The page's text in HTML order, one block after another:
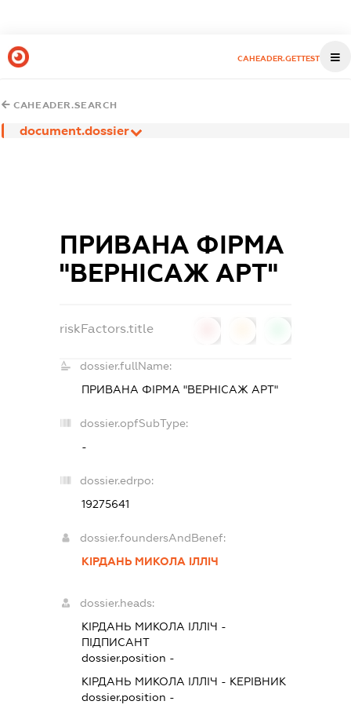
CAHEADER.GETTEST
CAHEADER.SEARCH
document.dossier
ПРИВАНА ФІРМА
"ВЕРНІСАЖ АРТ"
riskFactors.title
dossier.fullName:
ПРИВАНА ФІРМА "ВЕРНІСАЖ АРТ"
dossier.opfSubType:
-
dossier.edrpo:
19275641
dossier.foundersAndBenef:
КІРДАНЬ МИКОЛА ІЛЛІЧ
dossier.heads:
КІРДАНЬ МИКОЛА ІЛЛІЧ -
ПІДПИСАНТ
dossier.position -
КІРДАНЬ МИКОЛА ІЛЛІЧ - КЕРІВНИК
dossier.position -